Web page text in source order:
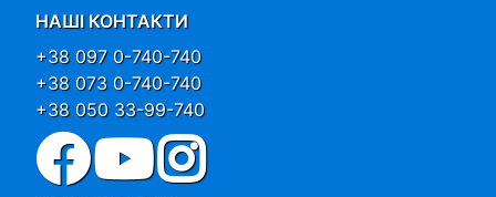
НАШІ КОНТАКТИ
+38 097 0-740-740
+38 073 0-740-740
+38 050 33-99-740